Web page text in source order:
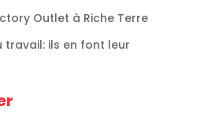
Outlet à Riche Terre
travail: ils en font leur